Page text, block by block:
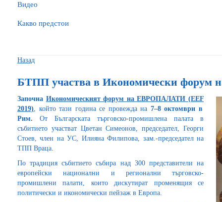
Видео
Какво предстои
Назад
БТПП участва в Икономически
Започна Икономическият форум на ЕВРОПАЛАТИ (EEF
2019), който тази година се провежда на 7–8 октомври в
Рим. От Българската търговско-промишлена палата в
събитието участват Цветан Симеонов, председател, Георги
Стоев, член на УС, Илияна Филипова, зам.-председател на
ТПП Враца.
По традиция събитието събира над 300 представители на
европейски национални и регионални търговско-
промишлени палати, които дискутират променящия се
политически и икономически пейзаж в Европа.